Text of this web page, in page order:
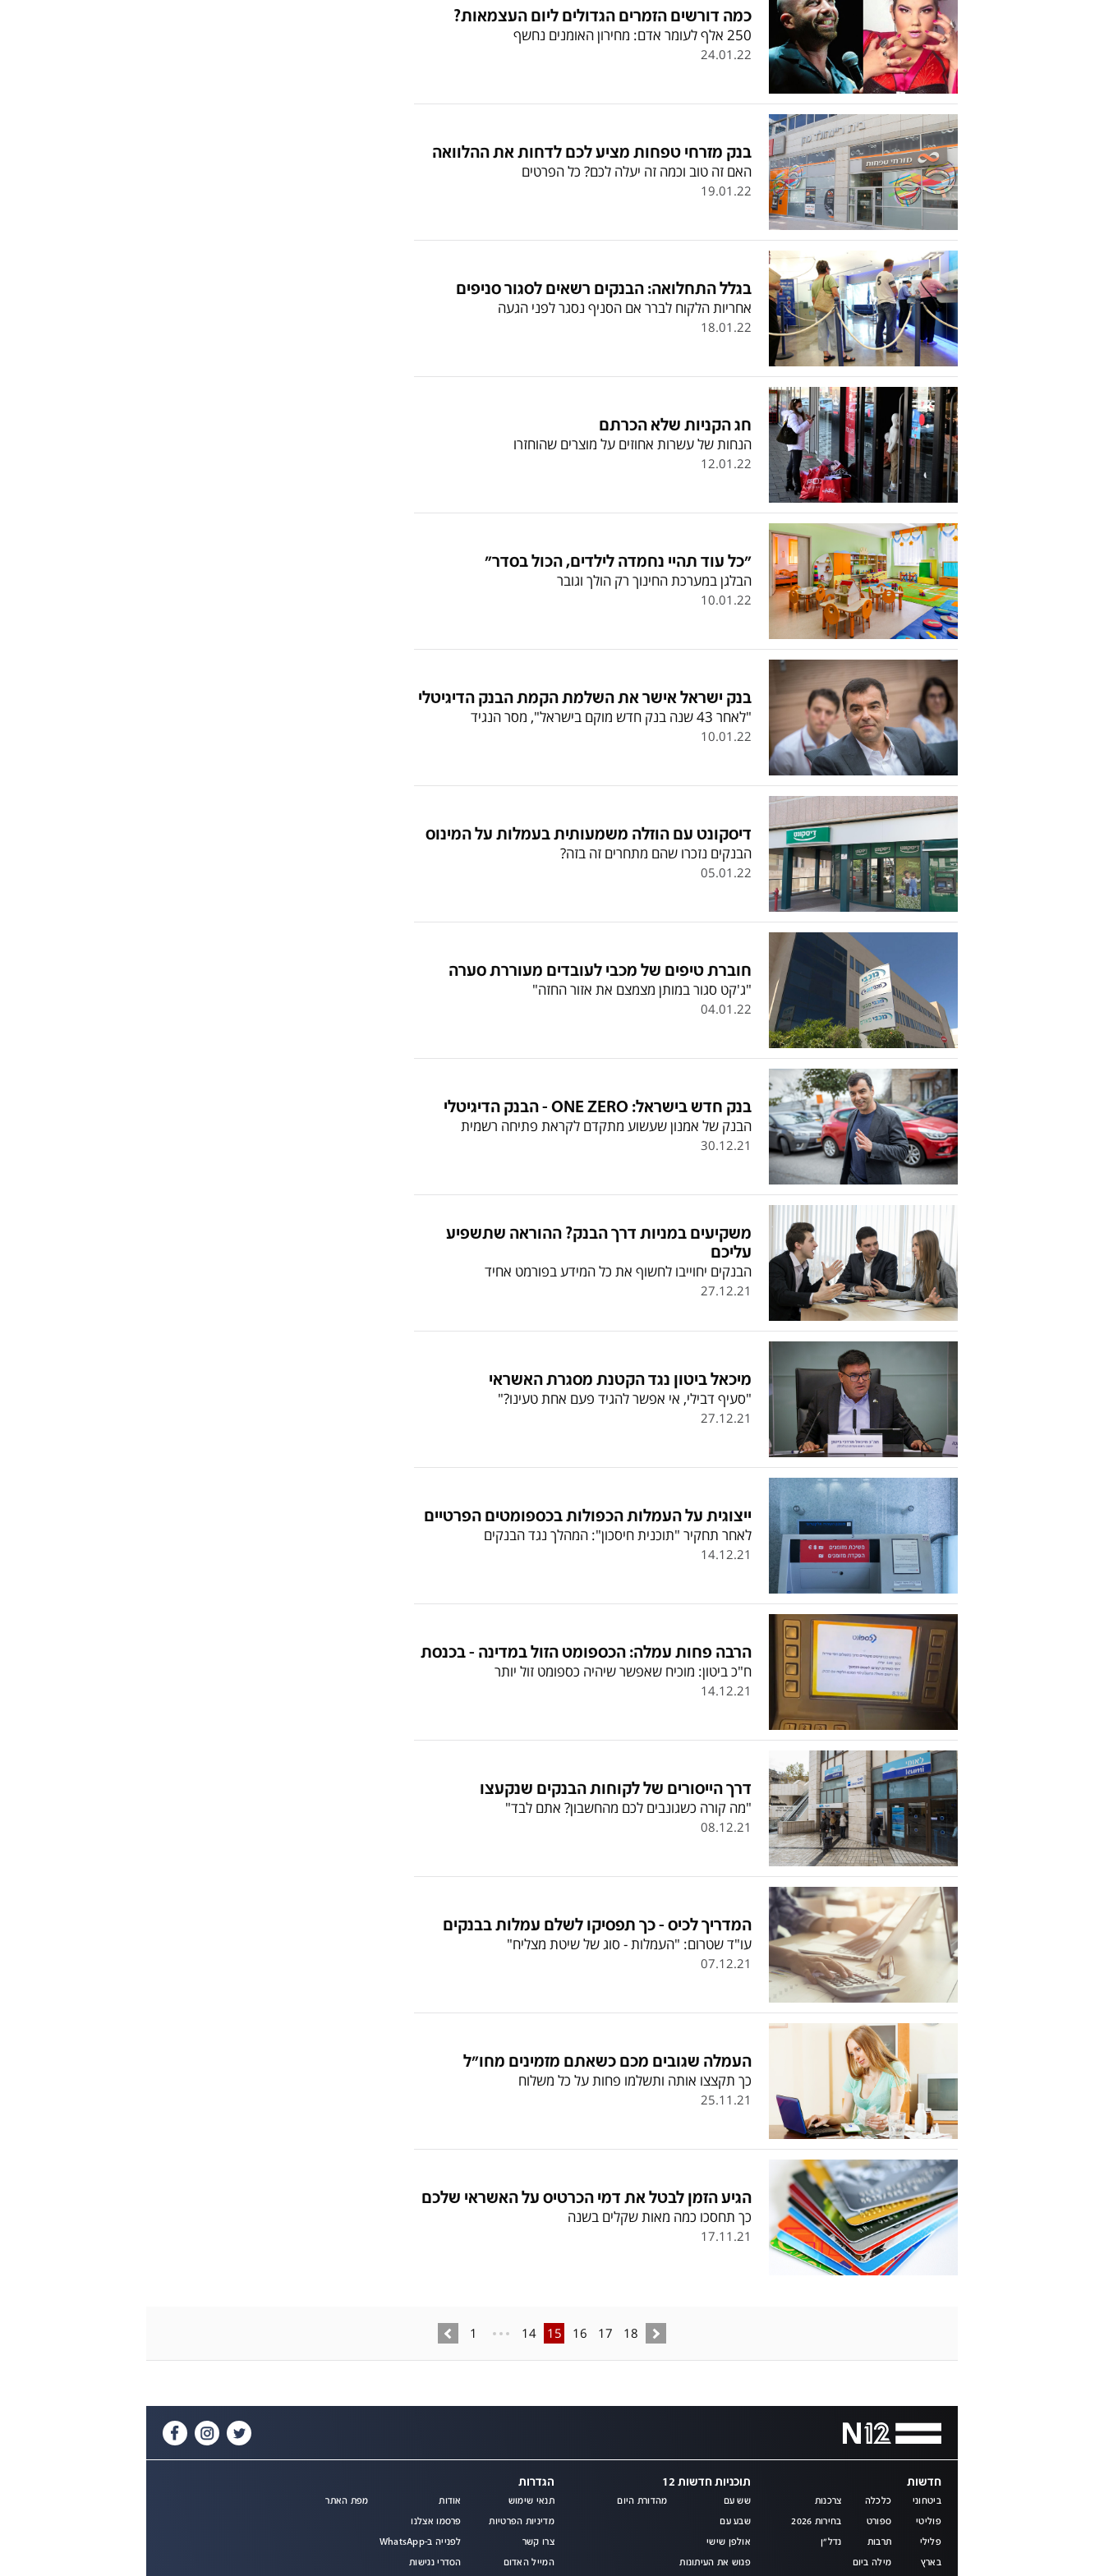
כמה דורשים הזמרים הגדולים ליום העצמאות?
250 אלף לעומר אדם: מחירון האומנים נחשף
24.01.22
בנק מזרחי טפחות מציע לכם לדחות את ההלוואה
האם זה טוב וכמה זה יעלה לכם? כל הפרטים
19.01.22
בגלל התחלואה: הבנקים רשאים לסגור סניפים
אחריות הלקוח לברר אם הסניף נסגר לפני הגעה
18.01.22
חג הקניות שלא הכרתם
הנחות של עשרות אחוזים על מוצרים שהוחזרו
12.01.22
"כל עוד תהיי נחמדה לילדים, הכול בסדר"
הבלגן במערכת החינוך רק הולך וגובר
10.01.22
בנק ישראל אישר את השלמת הקמת הבנק הדיגיטלי
"לאחר 43 שנה בנק חדש מוקם בישראל", מסר הנגיד
10.01.22
דיסקונט עם הוזלה משמעותית בעמלות על המינוס
הבנקים נזכרו שהם מתחרים זה בזה?
05.01.22
חוברת טיפים של מכבי לעובדים מעוררת סערה
"ג'קט סגור במותן מצמצם את אזור החזה"
04.01.22
בנק חדש בישראל: ONE ZERO - הבנק הדיגיטלי
הבנק של אמנון שעשוע מתקדם לקראת פתיחה רשמית
30.12.21
משקיעים במניות דרך הבנק? ההוראה שתשפיע
עליכם
הבנקים יחוייבו לחשוף את כל המידע בפורמט אחיד
27.12.21
מיכאל ביטון נגד הקטנת מסגרת האשראי
"סעיף דבילי, אי אפשר להגיד פעם אחת טעינו?"
27.12.21
ייצוגית על העמלות הכפולות בכספומטים הפרטיים
לאחר תחקיר "תוכנית חיסכון": המהלך נגד הבנקים
14.12.21
הרבה פחות עמלה: הכספומט הזול במדינה - בכנסת
ח"כ ביטון: מוכיח שאפשר שיהיה כספומט זול יותר
14.12.21
דרך הייסורים של לקוחות הבנקים שנקעצו
"מה קורה כשגונבים לכם מהחשבון? אתם לבד"
08.12.21
המדריך לכיס - כך תפסיקו לשלם עמלות בבנקים
עו"ד שטרום: "העמלות - סוג של שיטת מצליח"
07.12.21
העמלה שגובים מכם כשאתם מזמינים מחו"ל
כך תקצצו אותה ותשלמו פחות על כל משלוח
25.11.21
הגיע הזמן לבטל את דמי הכרטיס על האשראי שלכם
כך תחסכו כמה מאות שקלים בשנה
17.11.21
18
17
16
15
14
1
חדשות
ביטחוני
פוליטי
פלילי
בארץ
כלכלה
ספורט
תרבות
מילה ביום
צרכנות
בחירות 2026
נדל"ן
תוכניות חדשות 12
שש עם
שבע עם
אולפן שישי
פגוש את העיתונות
מהדורת היום
הגדרות
תנאי שימוש
מדיניות הפרטיות
צרו קשר
המייל האדום
אודות
פרסמו אצלנו
לפנייה ב-WhatsApp
הסדרי נגישות
מפת האתר